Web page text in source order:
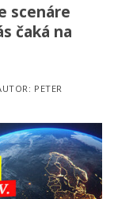
scenáre
čaká na
PETER